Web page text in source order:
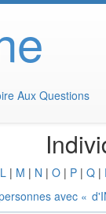
Aux Questions
L | M | N | O | P | Q |
avec «